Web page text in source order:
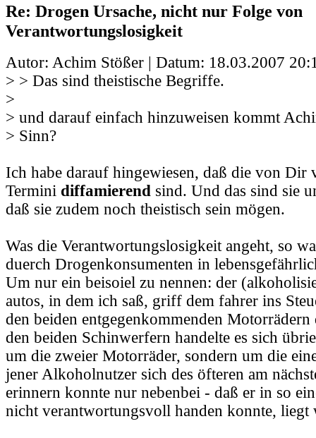
Re: Drogen Ursache, nicht nur Folge von
Verantwortungslosigkeit
Autor: Achim Stößer | Datum: 18.03.2007
> > Das sind theistische Begriffe.
>
> und darauf einfach hinzuweisen kommt
> Sinn?
Ich habe darauf hingewiesen, daß die von Dir
Termini diffamierend sind. Und das sind sie
daß sie zudem noch theistisch sein mögen.
Was die Verantwortungslosigkeit angeht, so
duerch Drogenkonsumenten in
Um nur ein beisoiel zu nennen: der
autos, in dem ich saß, griff dem fahrer ins
den beiden entgegenkommenden
den beiden Schinwerfern handelte es sich
um die zweier Motorräder, sondern um die
jener Alkoholnutzer sich des öfteren am
erinnern konnte nur nebenbei - daß er in so
nicht verantwortungsvoll handen konnte, liegt